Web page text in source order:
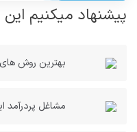
پیشنهاد میکنیم
بهترین روش های
مشاغل پردرآمد